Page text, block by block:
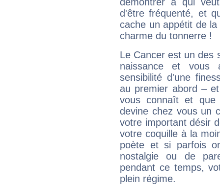
d'être fréquenté, et
cache un appétit de
charme du tonnerre !
Le Cancer est un des
naissance et vous
sensibilité d'une
au premier abord –
vous connaît et
devine chez vous un
votre important désir
votre coquille à la
poète et si parfois
nostalgie ou de
pendant ce temps,
plein régime.